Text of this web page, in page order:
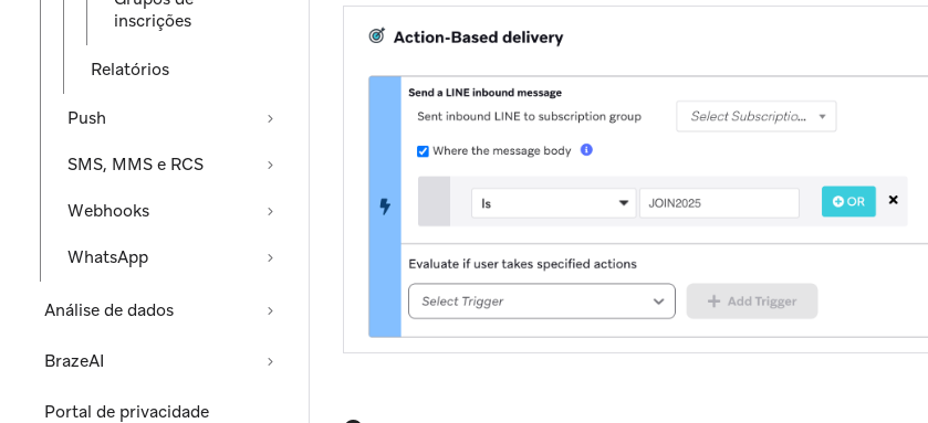
inscrições
Relatórios
Push
SMS, MMS e RCS
Webhooks
WhatsApp
Análise de dados
BrazeAI
Portal de privacidade